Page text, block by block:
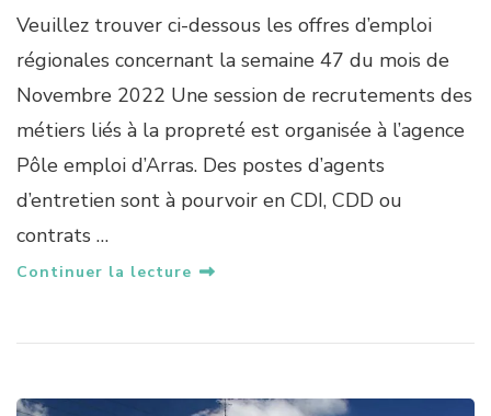
R
A
M
R
É
I
O
Veuillez trouver ci-dessous les offres d’emploi
régionales concernant la semaine 47 du mois de
Novembre 2022 Une session de recrutements des
métiers liés à la propreté est organisée à l’agence
Pôle emploi d’Arras. Des postes d’agents
d’entretien sont à pourvoir en CDI, CDD ou
contrats …
Continuer la lecture